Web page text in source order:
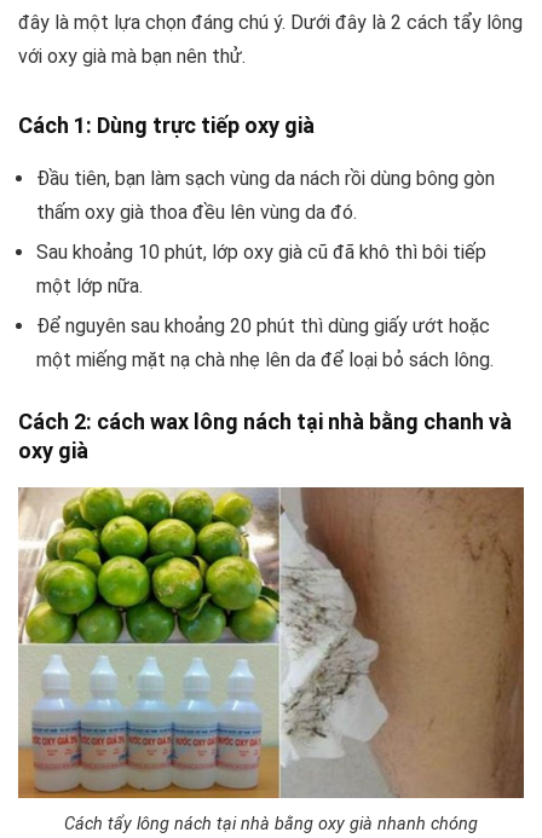
đây là một lựa chọn đáng chú ý. Dưới đây là 2 cách tẩy lông
với oxy già mà bạn nên thử.
Cách 1: Dùng trực tiếp oxy già
Đầu tiên, bạn làm sạch vùng da nách rồi dùng bông gòn
thấm oxy già thoa đều lên vùng da đó.
Sau khoảng 10 phút, lớp oxy già cũ đã khô thì bôi tiếp
một lớp nữa.
Để nguyên sau khoảng 20 phút thì dùng giấy ướt hoặc
một miếng mặt nạ chà nhẹ lên da để loại bỏ sách lông.
Cách 2: cách wax lông nách tại nhà bằng chanh và
oxy già
Cách tẩy lông nách tại nhà bằng oxy già nhanh chóng